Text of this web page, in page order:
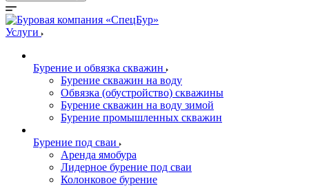
Услуги
Бурение и обвязка скважин
Бурение скважин на воду
Обвязка (обустройство) скважины
Бурение скважин на воду зимой
Бурение промышленных скважин
Бурение под сваи
Аренда ямобура
Лидерное бурение под сваи
Колонковое бурение